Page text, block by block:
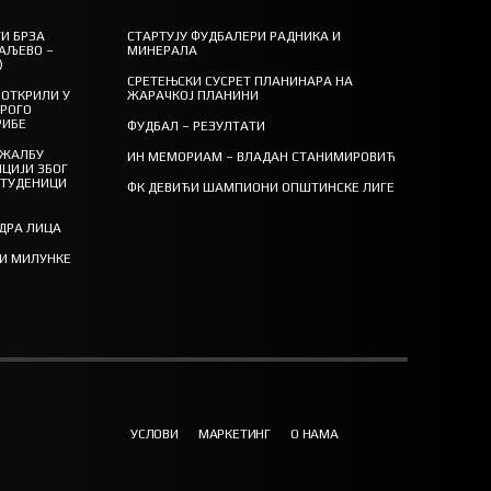
БРЗА
–
У
ЗБОГ
ЛИЦА
МИЛУНКЕ
СТАРТУЈУ ФУДБАЛЕРИ РАДНИКА И
МИНЕРАЛА
СРЕТЕЊСКИ СУСРЕТ ПЛАНИНАРА НА
ЖАРАЧКОЈ ПЛАНИНИ
ФУДБАЛ – РЕЗУЛТАТИ
ИН МЕМОРИАМ – ВЛАДАН СТАНИМИРОВИЋ
ФК ДЕВИЋИ ШАМПИОНИ ОПШТИНСКЕ ЛИГЕ
УСЛОВИ МАРКЕТИНГ О НАМА